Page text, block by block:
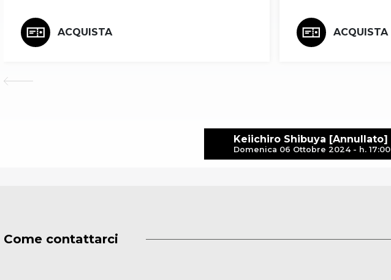
Keiichiro Shibuya [Annullato]
Domenica 06 Ottobre 2024 - h. 17:00
ACQUISTA ACQUISTA
Come contattarci